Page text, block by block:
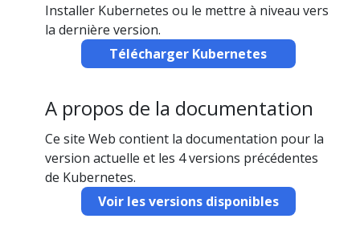
Installer Kubernetes ou le mettre à niveau vers
la dernière version.
Télécharger Kubernetes
A propos de la documentation
Ce site Web contient la documentation pour la
version actuelle et les 4 versions précédentes
de Kubernetes.
Voir les versions disponibles